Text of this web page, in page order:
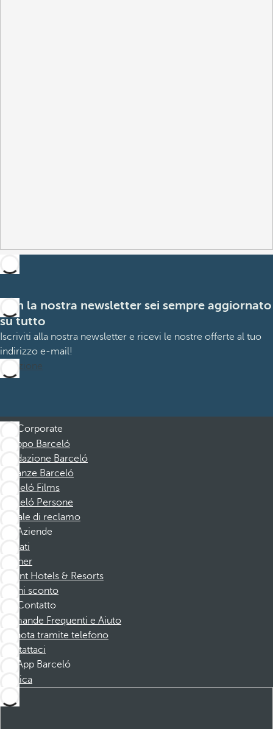
Con la nostra newsletter sei sempre aggiornato
su tutto
Iscriviti alla nostra newsletter e ricevi le nostre offerte al tuo
indirizzo e-mail!
Iscrizione
Corporate
Gruppo Barceló
Fondazione Barceló
Vacanze Barceló
Barceló Films
Barceló Persone
Canale di reclamo
Aziende
Affiliati
Partner
Dorint Hotels & Resorts
Buoni sconto
Contatto
Domande Frequenti e Aiuto
Prenota tramite telefono
Contattaci
App Barceló
Scarica